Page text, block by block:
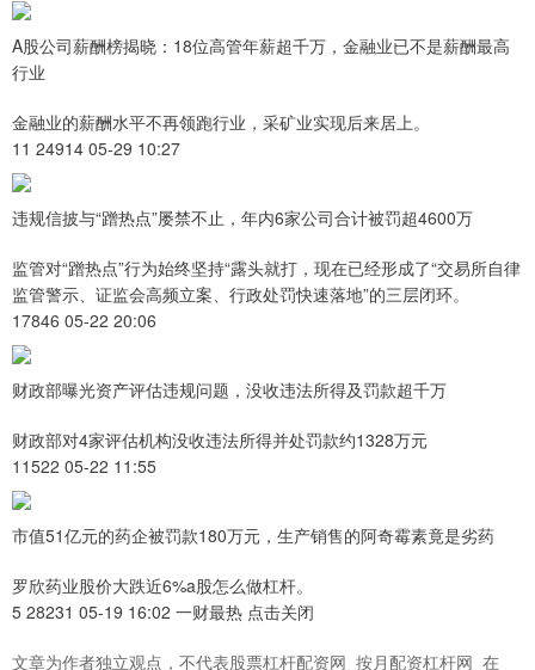
A股公司薪酬榜揭晓：18位高管年薪超千万，金融业已不是薪酬最高
行业
金融业的薪酬水平不再领跑行业，采矿业实现后来居上。
11 24914 05-29 10:27
违规信披与“蹭热点”屡禁不止，年内6家公司合计被罚超4600万
监管对“蹭热点”行为始终坚持“露头就打，现在已经形成了“交易所自律
监管警示、证监会高频立案、行政处罚快速落地”的三层闭环。
17846 05-22 20:06
财政部曝光资产评估违规问题，没收违法所得及罚款超千万
财政部对4家评估机构没收违法所得并处罚款约1328万元
11522 05-22 11:55
市值51亿元的药企被罚款180万元，生产销售的阿奇霉素竟是劣药
罗欣药业股价大跌近6%a股怎么做杠杆。
5 28231 05-19 16:02 一财最热 点击关闭
文章为作者独立观点，不代表股票杠杆配资网_按月配资杠杆网_在